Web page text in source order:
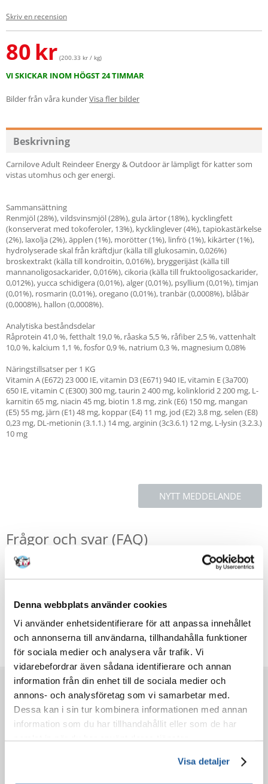
Denna webbplats använder cookies
Vi använder enhetsidentifierare för att anpassa innehållet
och annonserna till användarna, tillhandahålla funktioner
för sociala medier och analysera vår trafik. Vi
vidarebefordrar även sådana identifierare och annan
information från din enhet till de sociala medier och
annons- och analysföretag som vi samarbetar med.
Dessa kan i sin tur kombinera informationen med annan
information som du har tillhandahållit eller som de har
Visa detaljer
Skriv en recension
80kr (200.33 kr / kg)
VI SKICKAR INOM HÖGST 24 TIMMAR
Bilder från våra kunderVisa fler bilder
Beskrivning
Carnilove Adult Reindeer Energy & Outdoor är lämpligt för katter som
vistas utomhus och ger energi.
Sammansättning
Renmjöl (28%), vildsvinsmjöl (28%), gula ärtor (18%), kycklingfett
(konserverat med tokoferoler, 13%), kycklinglever (4%), tapiokastärkelse
(2%), laxolja (2%), äpplen (1%), morötter (1%), linfrö (1%), kikärter (1%),
hydrolyserade skal från kräftdjur (källa till glukosamin, 0,026%)
broskextrakt (källa till kondroitin, 0,016%), bryggerijäst (källa till
mannanoligosackarider, 0,016%), cikoria (källa till fruktooligosackarider,
0,012%), yucca schidigera (0,01%), alger (0,01%), psyllium (0,01%), timjan
(0,01%), rosmarin (0,01%), oregano (0,01%), tranbär (0,0008%), blåbär
(0,0008%), hallon (0,0008%).
Analytiska beståndsdelar
Råprotein 41,0 %, fetthalt 19,0 %, råaska 5,5 %, råfiber 2,5 %, vattenhalt
10,0 %, kalcium 1,1 %, fosfor 0,9 %, natrium 0,3 %, magnesium 0,08%
Näringstillsatser per 1 KG
Vitamin A (E672) 23 000 IE, vitamin D3 (E671) 940 IE, vitamin E (3a700)
650 IE, vitamin C (E300) 300 mg, taurin 2 400 mg, kolinklorid 2 200 mg, L-
karnitin 65 mg, niacin 45 mg, biotin 1.8 mg, zink (E6) 150 mg, mangan
(E5) 55 mg, järn (E1) 48 mg, koppar (E4) 11 mg, jod (E2) 3,8 mg, selen (E8)
0,23 mg, DL-metionin (3.1.1.) 14 mg, arginin (3c3.6.1) 12 mg, L-lysin (3.2.3.)
10 mg
NYTT MEDDELANDE
Frågor och svar (FAQ)
Recensioner
Ytterligare foton
FÖRE KÖP
BESTÄLLNING